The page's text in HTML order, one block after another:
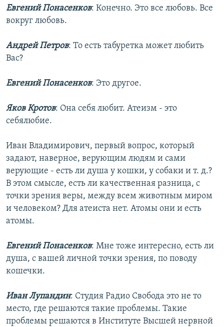
Евгений Понасенков: Конечно. Это все любовь. Все
вокруг любовь.
Андрей Петров: То есть табуретка может любить
Вас?
Евгений Понасенков: Это другое.
Яков Кротов: Она себя любит. Атеизм - это
себялюбие.
Иван Владимирович, первый вопрос, который
задают, наверное, верующим людям и сами
верующие - есть ли душа у кошки, у собаки и т. д.?
В этом смысле, есть ли качественная разница, с
точки зрения веры, между всем животным миром
и человеком? Для атеиста нет. Атомы они и есть
атомы.
Евгений Понасенков: Мне тоже интересно, есть ли
душа, с вашей личной точки зрения, по поводу
кошечки.
Иван Лупандин: Студия Радио Свобода это не то
место, где решаются такие проблемы. Такие
проблемы решаются в Институте Высшей нервной